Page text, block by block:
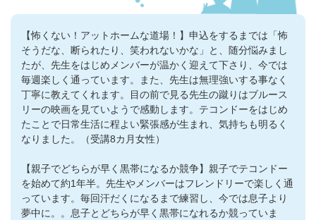
【怖くない！アットホームな道場！】申込をするまでは「怖
そうだな、断られたり、笑われないかな」と、随分悩みまし
たが、先生をはじめメンバーが温かく迎えて下さり、今では
毎週楽しく通っています。また、先生は無理強いする事なく
丁寧に教えてくれます。目の前で見る先生の蹴りはブルース
リーの映画を見ていようで感動します。テコンドーをはじめ
たことで日常生活に程よい緊張感が生まれ、気持ちも明るく
なりました。（受講8カ月女性）
【親子でどちらが早く黒帯になるか競争】親子でテコンドー
を始めて約1年半。先生やメンバーはフレンドリーで楽しく通
っています。毎回汗だくになるまで練習し、今では息子より
夢中に。。息子とどちらが早く黒帯になれるか競っていま